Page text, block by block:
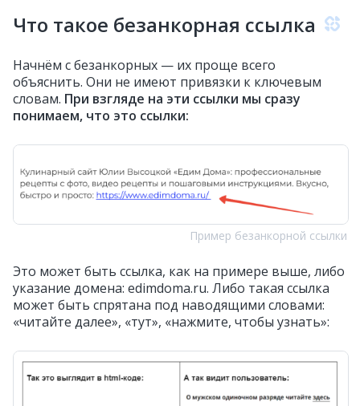
Что такое безанкорная ссылка
Начнём с безанкорных — их проще всего
объяснить. Они не имеют привязки к ключевым
словам. При взгляде на эти ссылки мы сразу
понимаем, что это ссылки:
Пример безанкорной ссылки
Это может быть ссылка, как на примере выше, либо
указание домена: edimdoma.ru. Либо такая ссылка
может быть спрятана под наводящими словами:
«читайте далее», «тут», «нажмите, чтобы узнать»: